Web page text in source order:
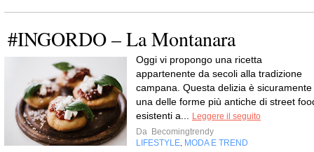
#INGORDO – La Montanara
Oggi vi propongo una ricetta
appartenente da secoli alla tradizione
campana. Questa delizia è sicuramente
una delle forme più antiche di street
esistenti a...
Leggere il seguito
Da Becomingtrendy
LIFESTYLE MODA E TREND